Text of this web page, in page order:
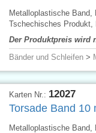
Metalloplastische Band,
Tschechisches Produkt,
Der Produktpreis wird
Bänder und Schleifen>
Karten Nr.: 12027
Torsade Band 10
Metalloplastische Band,